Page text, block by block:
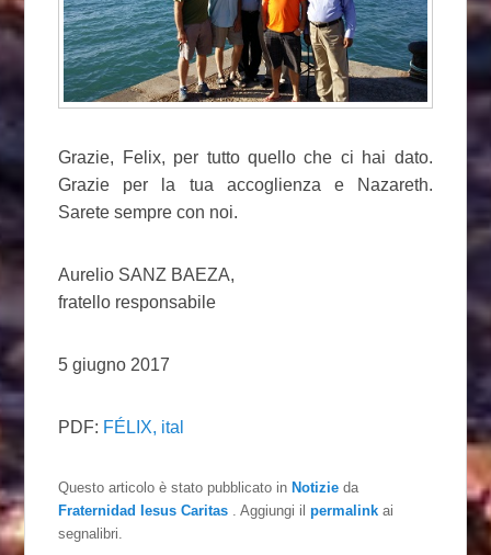
Grazie, Felix, per tutto quello che ci hai dato.
Grazie per la tua accoglienza e Nazareth.
Sarete sempre con noi.
Aurelio SANZ BAEZA,
fratello responsabile
5 giugno 2017
PDF: FÉLIX, ital
Questo articolo è stato pubblicato in Notizie da
Fraternidad Iesus Caritas . Aggiungi ilpermalink ai
segnalibri.